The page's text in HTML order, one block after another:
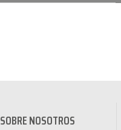
SOBRE NOSOTROS